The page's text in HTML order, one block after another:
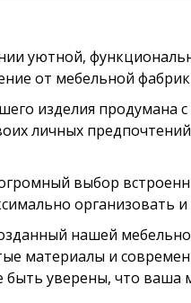
уютной,
от мебельной
изделия
личных
выбор
организовать
нашей
материалы и
уверены, что ваша